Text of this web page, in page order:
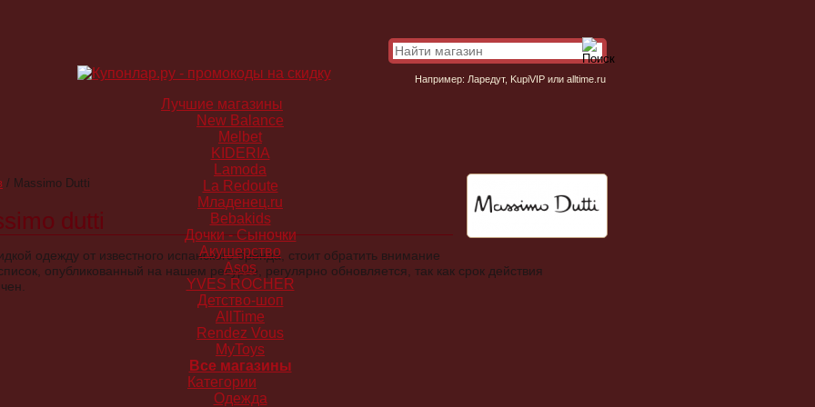
/ Massimo Dutti
dutti
одежду от известного испанского бренда, стоит обратить внимание
опубликованный на нашем ресурсе, регулярно обновляется, так как срок действия
Например: Ларедут, KupiVIPили alltime.ru
Лучшие магазины
New Balance
Melbet
KIDERIA
Lamoda
La Redoute
Младенец.ru
Bebakids
Дочки - Сыночки
Акушерство
Asos
YVES ROCHER
Детство-шоп
AllTime
Rendez Vous
MyToys
Все магазины
Категории
Одежда